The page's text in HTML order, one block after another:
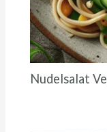
Nudelsalat